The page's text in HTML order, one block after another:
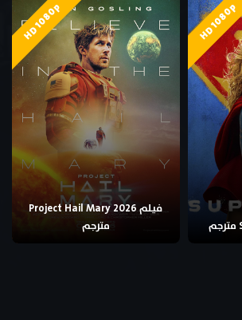
HD 1080p
HD 1080p
فيلم Project Hail Mary 2026
مترجم